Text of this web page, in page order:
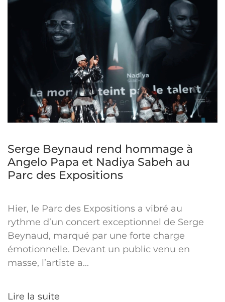
Serge Beynaud rend hommage à
Angelo Papa et Nadiya Sabeh au
Parc des Expositions
Hier, le Parc des Expositions a vibré au
rythme d’un concert exceptionnel de Serge
Beynaud, marqué par une forte charge
émotionnelle. Devant un public venu en
masse, l’artiste a...
Lire la suite